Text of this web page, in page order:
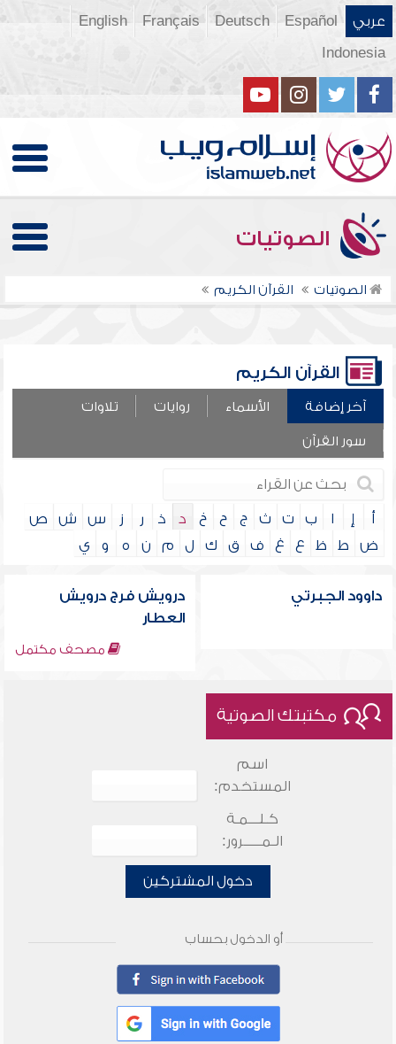
عربي Español
Deutsch
Français
English
Indonesia
الصوتيات
الصوتيات القرآن الكريم
القرآن الكريم
آخر إضافة الأسماء روايات تلاوات
سور القرآن
أ إ ا ب ت ث ج ح خ د ذ ر ز س ش
ص
ض
ط ظ ع غ ف ق ك ل م ن ه و ي
داوود الجبرتي
درويش فرج درويش
العطار
مصحف مكتمل
مكتبتك الصوتية
اسم
المستخدم:
كـلـــمـة
الـمـــــرور:
دخول المشتركين
أو الدخول بحساب